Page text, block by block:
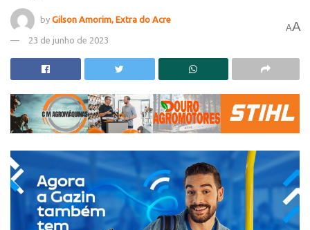
by Gilson Amorim, Extra do Acre
23 de junho de 2023
AA